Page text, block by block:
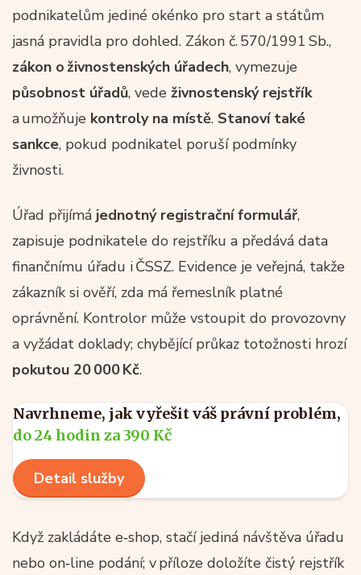
podnikatelům jediné okénko pro start a státům
jasná pravidla pro dohled. Zákon č. 570/1991 Sb.,
zákon o živnostenských úřadech, vymezuje
působnost úřadů, vede živnostenský rejstřík
a umožňuje kontroly na místě. Stanoví také
sankce, pokud podnikatel poruší podmínky
živnosti.
Úřad přijímá jednotný registrační formulář,
zapisuje podnikatele do rejstříku a předává data
finančnímu úřadu i ČSSZ. Evidence je veřejná, takže
zákazník si ověří, zda má řemeslník platné
oprávnění. Kontrolor může vstoupit do provozovny
a vyžádat doklady; chybějící průkaz totožnosti hrozí
pokutou 20 000 Kč.
Navrhneme, jak vyřešit váš právní problém,
do 24 hodin za 390 Kč
Detail služby
Když zakládáte e‑shop, stačí jediná návštěva úřadu
nebo on‑line podání; v příloze doložíte čistý rejstřík